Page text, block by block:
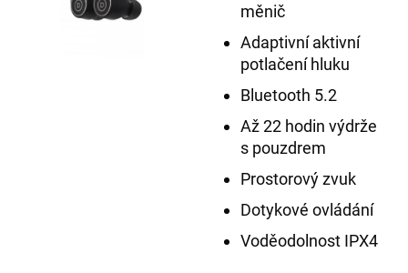
měnič
Adaptivní aktivní
potlačení hluku
Bluetooth 5.2
Až 22 hodin výdrže
s pouzdrem
Prostorový zvuk
Dotykové ovládání
Voděodolnost IPX4